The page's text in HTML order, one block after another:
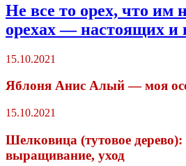
Не все то орех, что им
орехах — настоящих и
15.10.2021
Яблоня Анис Алый — моя
15.10.2021
Шелковица (тутовое дерево):
выращивание, уход